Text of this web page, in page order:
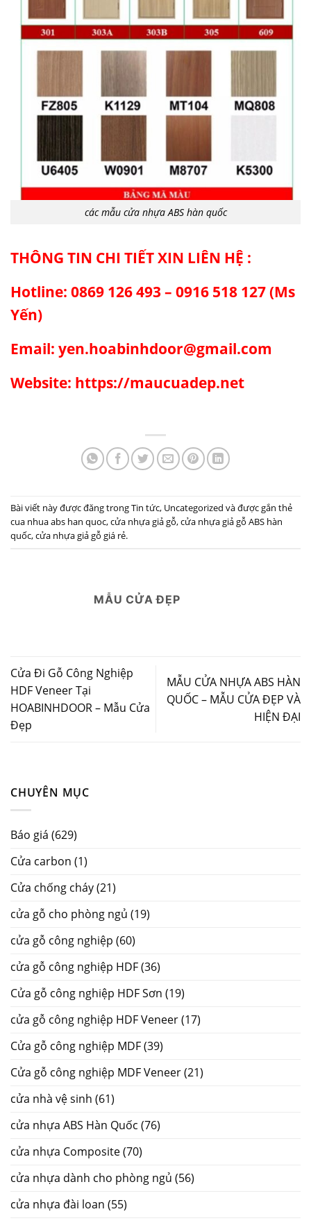
CHUYÊN MỤC
Báo giá (629)
Cửa carbon (1)
Cửa chống cháy(21)
cửa gỗ cho phòng ngủ (19)
cửa gỗ công nghiệp (60)
cửa gỗ công nghiệp HDF(36)
Cửa gỗ công nghiệp HDF Sơn (19)
cửa gỗ công nghiệp HDF Veneer(17)
Cửa gỗ công nghiệp MDF(39)
Cửa gỗ công nghiệp MDF Veneer(21)
cửa nhà vệ sinh (61)
cửa nhựa ABS Hàn Quốc (76)
cửa nhựa Composite(70)
cửa nhựa dành cho phòng ngủ (56)
cửa nhựa đài loan (55)
các mẫu cửa nhựa ABS hàn quốc
THÔNG TIN CHI TIẾT XIN LIÊN HỆ :
Hotline: 0869 126 493 – 0916 518 127 (Ms
Yến)
Email: yen.hoabinhdoor@gmail.com
Website: https://maucuadep.net
Bài viết này được đăng trongTin tức, Uncategorized và được gắn thẻ
cua nhua abs han quoc,cửa nhựa giả gỗ,cửa nhựa giả gỗ ABS hàn
quốc,cửa nhựa giả gỗ giá rẻ.
MẪU CỬA ĐẸP
Cửa Đi Gỗ Công Nghiệp
HDF Veneer Tại
HOABINHDOOR – Mẫu Cửa
Đẹp
MẪU CỬA NHỰA ABS HÀN
QUỐC – MẪU CỬA ĐẸP VÀ
HIỆN ĐẠI